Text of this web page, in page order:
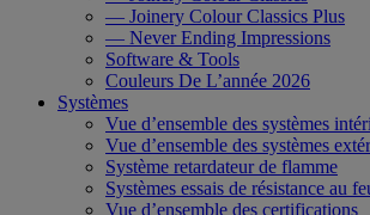
— Joinery Colour Classics Plus
— Never Ending Impressions
Software & Tools
Couleurs De L’année 2026
Systèmes
Vue d’ensemble des systèmes
Vue d’ensemble des systèmes
Système retardateur de flamme
Systèmes essais de résistance au
Vue d’ensemble des certifications